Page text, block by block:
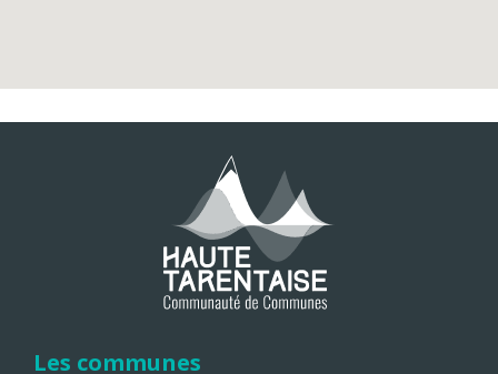
Les communes